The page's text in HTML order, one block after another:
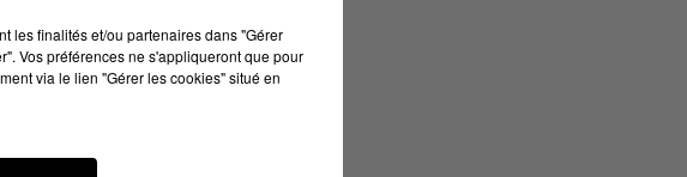
les finalités et/ou partenaires dans "Gérer
Vos préférences ne s'appliqueront que pour
via le lien "Gérer les cookies" situé en